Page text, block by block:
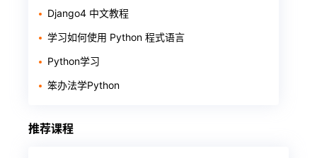
Django4 中文教程
学习如何使用 Python 程式语言
Python学习
笨办法学Python
推荐课程